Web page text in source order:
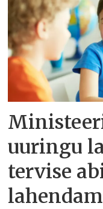
uuringu
tervise